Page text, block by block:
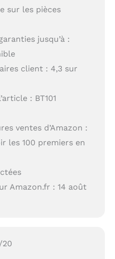
sur les pièces
jusqu’à :
client : 4,3 sur
: BT101
ventes d’Amazon :
les 100 premiers en
Amazon.fr : 14 août
20